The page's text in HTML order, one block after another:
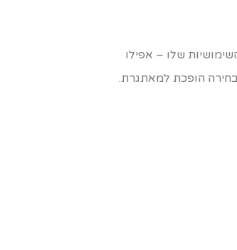
שלו – אפילו
הופכת למאתגרת.